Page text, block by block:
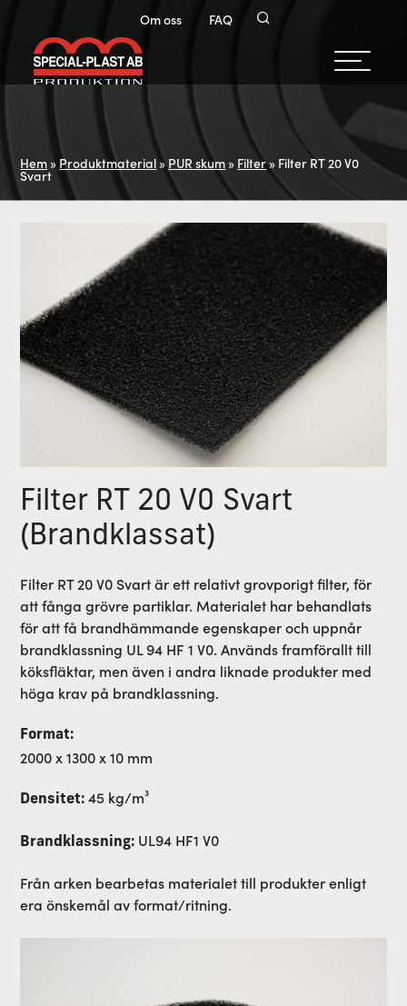
Om oss FAQ
Hem » Produktmaterial»PUR skum » Filter» Filter RT 20 V0
Svart
Filter RT 20 V0 Svart
(Brandklassat)
Filter RT 20 V0 Svart är ett relativt grovporigt filter, för
att fånga grövre partiklar. Materialet har behandlats
för att få brandhämmande egenskaper och uppnår
brandklassning UL 94 HF 1 V0. Används framförallt till
köksfläktar, men även i andra liknade produkter med
höga krav på brandklassning.
Format:
2000 x 1300 x 10 mm
Densitet:45 kg/m³
Brandklassning: UL94 HF1 V0
Från arken bearbetas materialet till produkter enligt
era önskemål av format/ritning.